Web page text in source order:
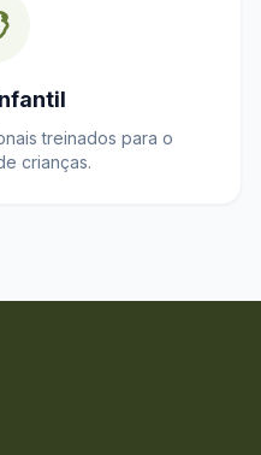
treinados para o
crianças.